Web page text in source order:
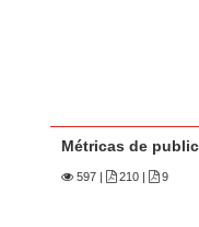
Métricas de
597 | 210 | 9